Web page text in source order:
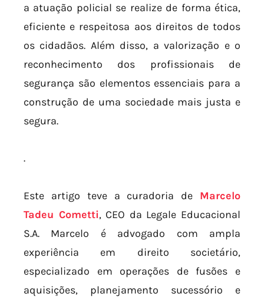
a atuação policial se realize de forma ética,
eficiente e respeitosa aos direitos de todos
os cidadãos. Além disso, a valorização e o
reconhecimento dos profissionais de
segurança são elementos essenciais para a
construção de uma sociedade mais justa e
segura.
.
Este artigo teve a curadoria de Marcelo
Tadeu Cometti, CEO da Legale Educacional
S.A. Marcelo é advogado com ampla
experiência em direito societário,
especializado em operações de fusões e
aquisições, planejamento sucessório e